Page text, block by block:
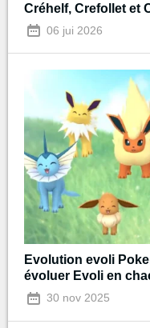
Créhelf, Crefollet et
06 jui 2026
Evolution evoli
évoluer Evoli en
30 nov 2025